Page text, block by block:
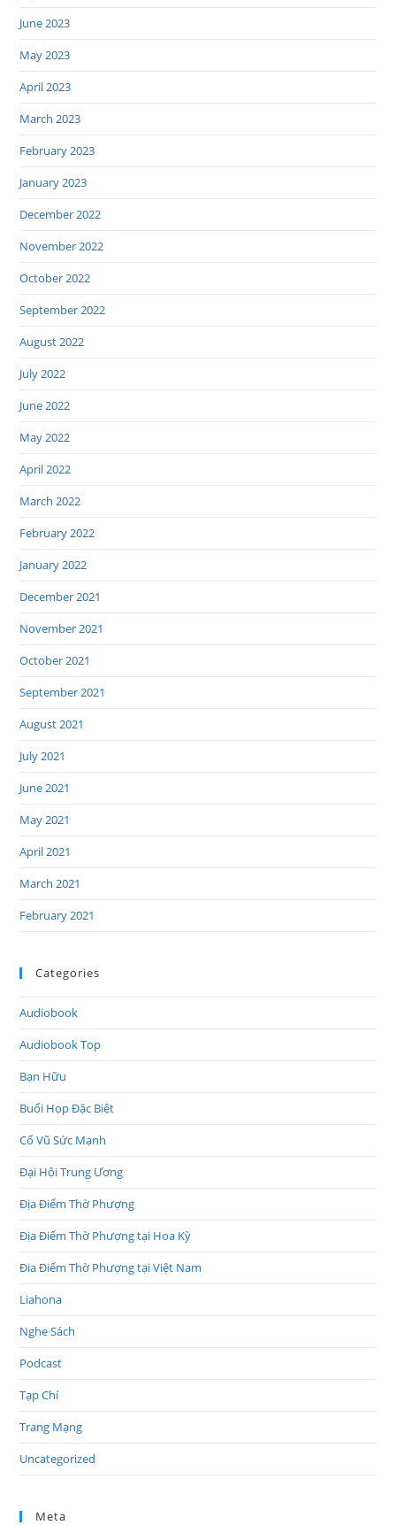
June 2023
May 2023
April 2023
March 2023
February 2023
January 2023
December 2022
November 2022
October 2022
September 2022
August 2022
July 2022
June 2022
May 2022
April 2022
March 2022
February 2022
January 2022
December 2021
November 2021
October 2021
September 2021
August 2021
July 2021
June 2021
May 2021
April 2021
March 2021
February 2021
Categories
Audiobook
Audiobook Top
Bạn Hữu
Buổi Họp Đặc Biệt
Cổ Vũ Sức Mạnh
Đại Hội Trung Ương
Địa Điểm Thờ Phượng
Địa Điểm Thờ Phượng tại Hoa Kỳ
Đia Điểm Thờ Phượng tại Việt Nam
Liahona
Nghe Sách
Podcast
Tạp Chí
Trang Mạng
Uncategorized
Meta